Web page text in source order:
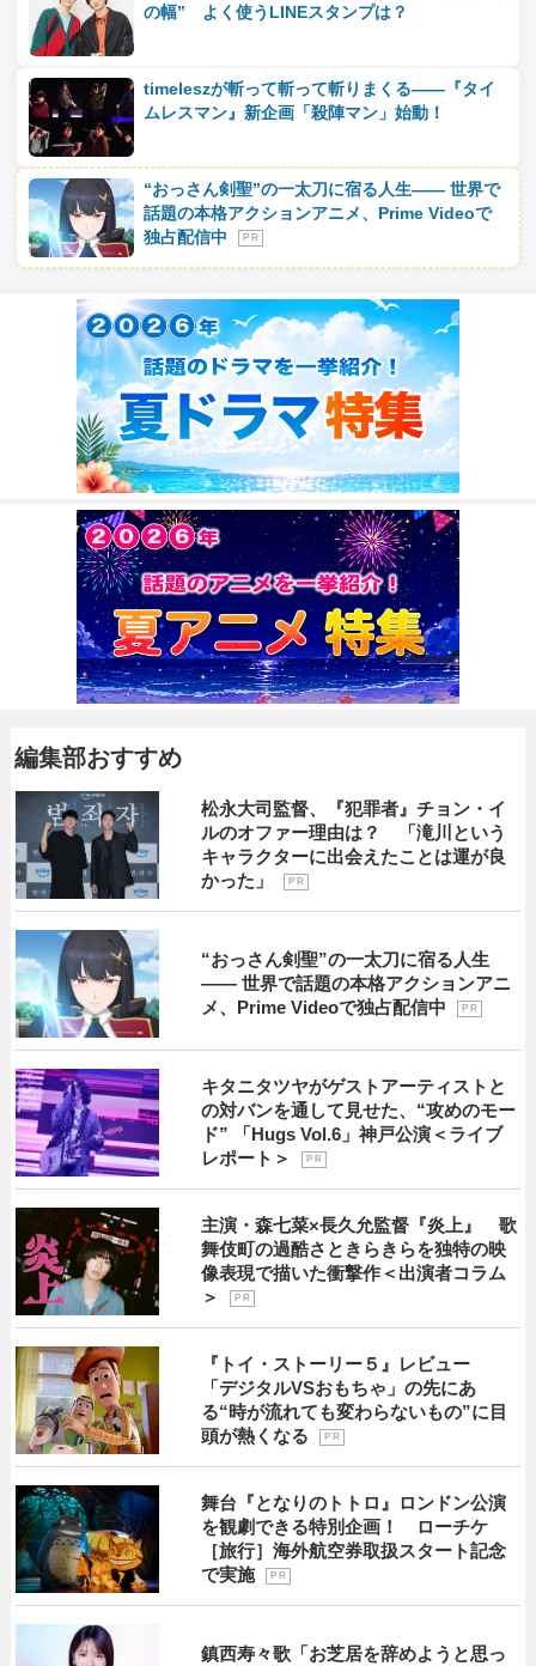
の幅” よく使うLINEスタンプは？
timeleszが斬って斬って斬りまくる――『タイ
ムレスマン』新企画「殺陣マン」始動！
“おっさん剣聖”の一太刀に宿る人生―― 世界で
話題の本格アクションアニメ、Prime Videoで
独占配信中
P R
編集部おすすめ
松永大司監督、『犯罪者』チョン・イ
ルのオファー理由は？ 「滝川という
キャラクターに出会えたことは運が良
かった」
P R
“おっさん剣聖”の一太刀に宿る人生
―― 世界で話題の本格アクションアニ
メ、Prime Videoで独占配信中
P R
キタニタツヤがゲストアーティストと
の対バンを通して見せた、“攻めのモー
ド” 「Hugs Vol.6」神戸公演＜ライブ
レポート＞
P R
主演・森七菜×長久允監督『炎上』 歌
舞伎町の過酷さときらきらを独特の映
像表現で描いた衝撃作＜出演者コラム
＞
P R
『トイ・ストーリー５』レビュー
「デジタルVSおもちゃ」の先にあ
る“時が流れても変わらないもの”に目
頭が熱くなる
P R
舞台『となりのトトロ』ロンドン公演
を観劇できる特別企画！ ローチケ
［旅行］海外航空券取扱スタート記念
で実施
P R
鎮西寿々歌「お芝居を辞めようと思っ